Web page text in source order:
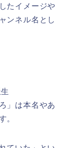
たイメージや
ンネル名とし
」は本名やあ
。